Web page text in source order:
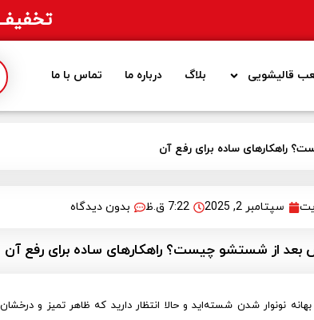
تخفیف
قالیشویی بلاگ درباره ما تماس با ما
راهکارهای ساده برای رفع آن
سپتامبر 2, 2025 7:22 ق.ظ بدون دیدگاه
از شستشو چیست؟ راهکارهای ساده برای رفع آن
نونوار شدن شسته‌اید و حالا انتظار دارید که ظاهر تمیز و